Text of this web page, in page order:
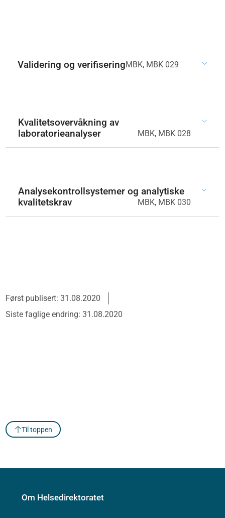
Validering og verifiseringMBK, MBK 029
Kvalitetsovervåkning av
laboratorieanalyser
MBK, MBK 028
Analysekontrollsystemer og analytiske
kvalitetskrav
MBK, MBK 030
Først publisert: 31.08.2020
Siste faglige endring: 31.08.2020
Til toppen
Om Helsedirektoratet